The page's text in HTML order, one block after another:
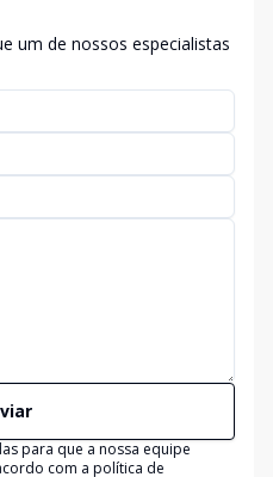
um de nossos especialistas
para que a nossa equipe
com a política de